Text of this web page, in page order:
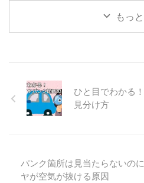
もっ
ひと目でわかる
見分け方
パンク箇所は見当たらないの
ヤが空気が抜ける原因